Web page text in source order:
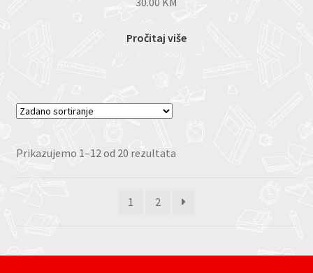
Pročitaj više
Prikazujemo 1–12 od 20 rezultata
1 2